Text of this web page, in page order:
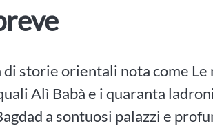
storie orientali nota come
Alì Babà e i quaranta
a sontuosi palazzi e